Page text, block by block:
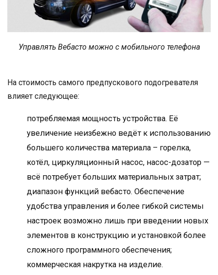
Управлять Вебасто можно с мобильного телефона
На стоимость самого предпускового подогревателя
влияет следующее:
потребляемая мощность устройства. Её
увеличение неизбежно ведёт к использованию
большего количества материала – горелка,
котёл, циркуляционный насос, насос-дозатор —
всё потребует больших материальных затрат;
диапазон функций вебасто. Обеспечение
удобства управления и более гибкой системы
настроек возможно лишь при введении новых
элементов в конструкцию и установкой более
сложного программного обеспечения;
коммерческая накрутка на изделие.